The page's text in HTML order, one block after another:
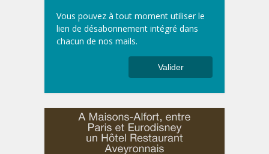
Vous pouvez à tout moment utiliser le
lien de désabonnement intégré dans
chacun de nos mails.